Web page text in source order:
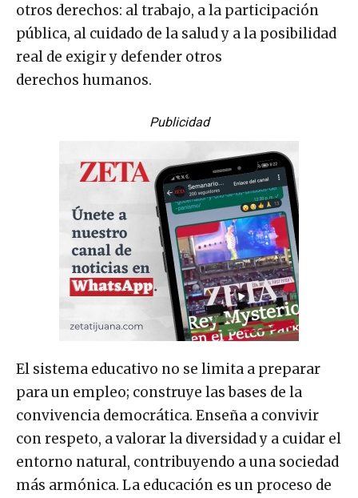
otros derechos: al trabajo, a la participación
pública, al cuidado de la salud y a la posibilidad
real de exigir y defender otros
derechos humanos.
Publicidad
El sistema educativo no se limita a preparar
para un empleo; construye las bases de la
convivencia democrática. Enseña a convivir
con respeto, a valorar la diversidad y a cuidar el
entorno natural, contribuyendo a una sociedad
más armónica. La educación es un proceso de